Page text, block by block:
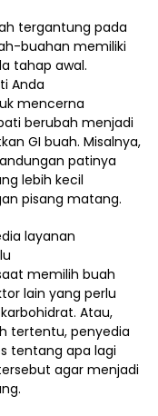
tergantung pada
buahan memiliki
tahap awal.
Anda
mencerna
berubah menjadi
GI buah. Misalnya,
patinya
lebih kecil
pisang matang.
layanan
memilih buah
lain yang perlu
Atau,
tertentu, penyedia
tentang apa lagi
agar menjadi